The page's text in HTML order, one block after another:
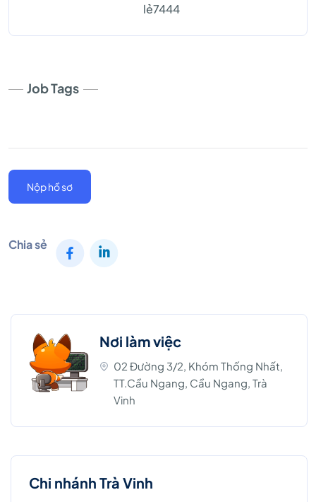
lẻ7444
Job Tags
Nộp hồ sơ
Chia sẻ
Nơi làm việc
02 Đường 3/2, Khóm Thống Nhất,
TT.Cầu Ngang, Cầu Ngang, Trà
Vinh
Chi nhánh Trà Vinh